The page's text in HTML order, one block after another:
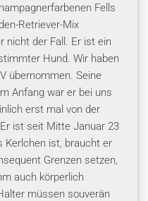
Fells
Retriever-Mix
nicht der Fall. Er ist ein
Hund. Wir haben
übernommen. Seine
Anfang war er bei uns
erst mal von der
ist seit Mitte Januar 23
Kerlchen ist, braucht er
Grenzen setzen,
auch körperlich
müssen souverän